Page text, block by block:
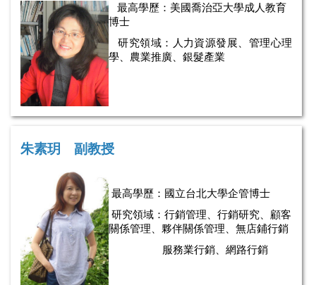
最高學歷：美國喬治亞大學成人教育
博士
研究領域：人力資源發展、管理心理
學、農業推廣、銀髮產業
朱素玥 副教授
最高學歷： 國立台北大學企管博士
研究領域： 行銷管理、行銷研究、顧客
關係管理、夥伴關係管理、 無店鋪行銷
服務業行銷、網路行銷